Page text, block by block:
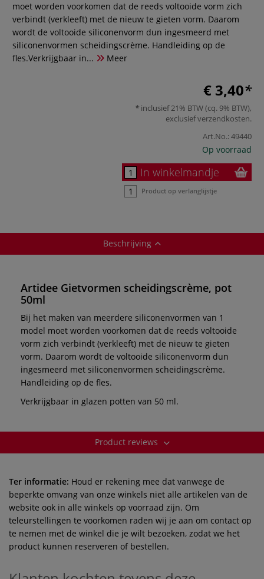
moet worden voorkomen dat de reeds voltooide vorm zich
verbindt (verkleeft) met de nieuw te gieten vorm. Daarom
wordt de voltooide siliconenvorm dun ingesmeerd met
siliconenvormen scheidingscrème. Handleiding op de
fles.Verkrijgbaar in...
Meer
€ 3,40
inclusief 21% BTW (cq. 9% BTW),
exclusiefverzendkosten.
Art.No.:49440
Op voorraad
In winkelmandje
Product op verlanglijstje
Beschrijving
Artidee Gietvormen scheidingscrème, pot
50ml
Bij het maken van meerdere siliconenvormen van 1
model moet worden voorkomen dat de reeds voltooide
vorm zich verbindt (verkleeft) met de nieuw te gieten
vorm. Daarom wordt de voltooide siliconenvorm dun
ingesmeerd met siliconenvormen scheidingscrème.
Handleiding op de fles.
Verkrijgbaar in glazen potten van 50 ml.
Product reviews
Ter informatie: Houd er rekening mee dat vanwege de
beperkte omvang van onze winkels niet alle artikelen van de
website ook in alle winkels op voorraad zijn. Om
teleurstellingen te voorkomen raden wij je aan om contact op
te nemen met de winkel die je wilt bezoeken, zodat we het
product kunnen reserveren of bestellen.